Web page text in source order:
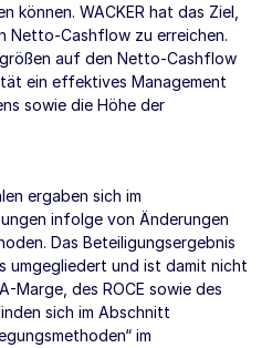
können. WACKER hat das Ziel,
Netto-Cashflow zu erreichen.
auf den Netto-Cashflow
ein effektives Management
sowie die Höhe der
ergaben sich im
infolge von Änderungen
Das Beteiligungsergebnis
umgegliedert und ist damit nicht
Marge, des ROCE sowie des
sich im Abschnitt
im